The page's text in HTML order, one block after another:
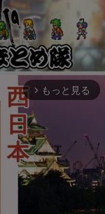
arrow_forward_ios もっと見る